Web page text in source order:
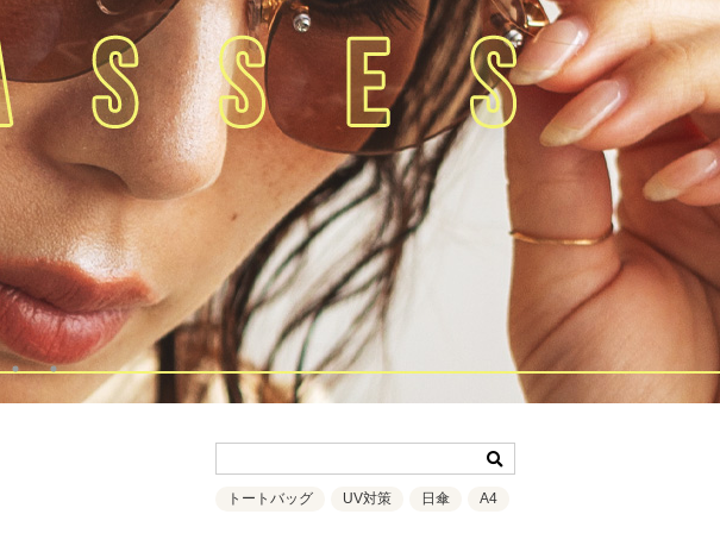
トートバッグ UV対策 日傘 A4